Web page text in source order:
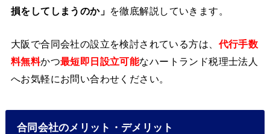
損をしてしまうのか」 を徹底解説していきます。
大阪で合同会社の設立を検討されている方は、代行手数
料無料かつ最短即日設立可能なハートランド税理士法人
へお気軽にお問い合わせください。
合同会社のメリット・デメリット